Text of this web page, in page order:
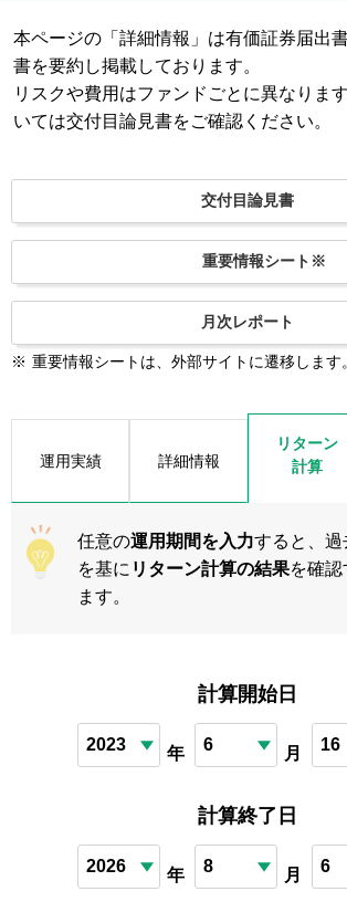
本ページの「詳細情報」は有価証券届出
書を要約し掲載しております。
リスクや費用はファンドごとに異なりま
いては交付目論見書をご確認ください。
交付目論見書
重要情報シート※
月次レポート
※ 重要情報シートは、外部サイトに遷移します。
運用実績 詳細情報
リターン
計算
任意の運用期間を入力すると、過
を基に リターン計算の結果を確
ます。
計算開始日
年 月
計算終了日
年 月